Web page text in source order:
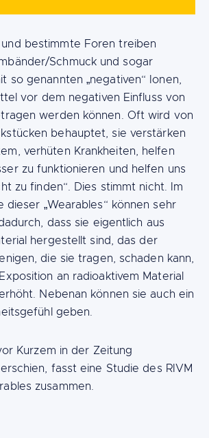
bestimmte Foren treiben
Schmuck und sogar
so genannten „negativen“ Ionen,
vor dem negativen Einfluss von
werden können. Oft wird von
behauptet, sie verstärken
verhüten Krankheiten, helfen
zu funktionieren und helfen uns
zu finden“. Dies stimmt nicht. Im
dieser „Wearables“ können sehr
dass sie eigentlich aus
hergestellt sind, das der
die sie tragen, schaden kann,
an radioaktivem Material
Nebenan können sie auch ein
geben.
Kurzem in der Zeitung
fasst eine Studie des RIVM
zusammen.